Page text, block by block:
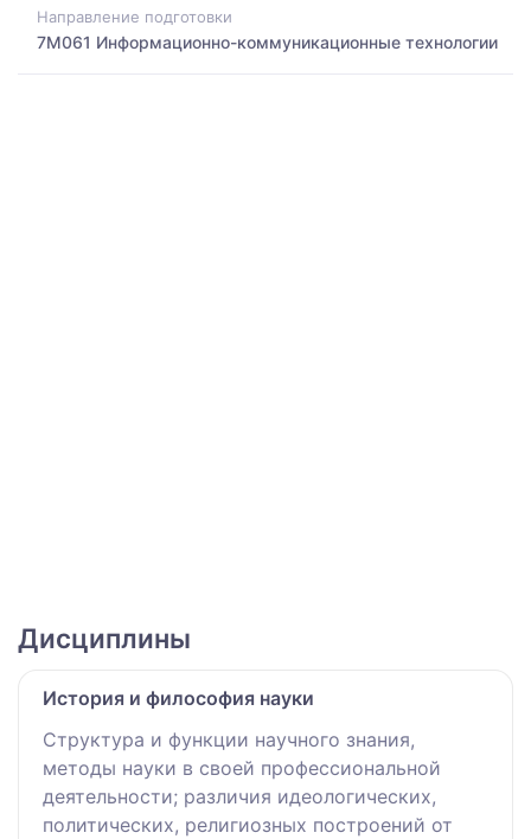
Направление подготовки
7M061 Информационно-коммуникационные технологии
Дисциплины
История и философия науки
Структура и функции научного знания,
методы науки в своей профессиональной
деятельности; различия идеологических,
политических, религиозных построений от